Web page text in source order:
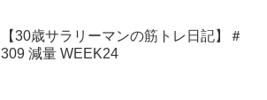
【30歳サラリーマンの筋トレ日記】＃
309 減量 WEEK24